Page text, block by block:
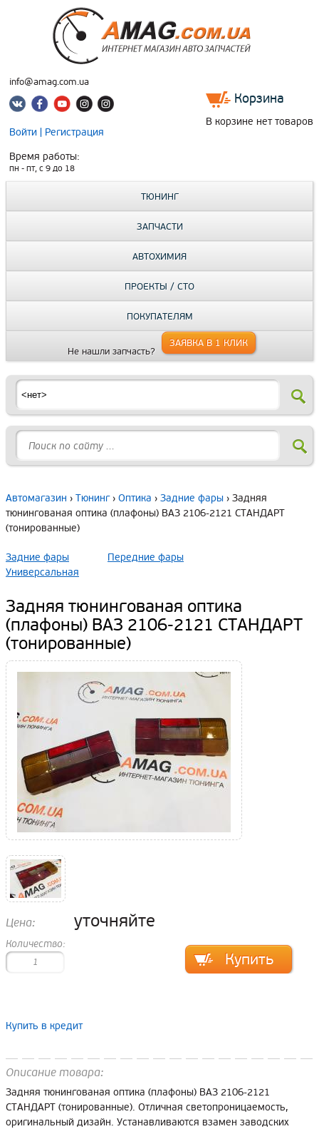
info@amag.com.ua
Войти | Регистрация
Время работы:
пн - пт, c 9 до 18
Корзина
В корзине нет товаров
ТЮНИНГ
ЗАПЧАСТИ
АВТОХИМИЯ
ПРОЕКТЫ / СТО
ПОКУПАТЕЛЯМ
Не нашли запчасть?
ЗАЯВКА В 1 КЛИК
Автомагазин › Тюнинг› Оптика › Задние фары › Задняя
тюнингованая оптика (плафоны) ВАЗ 2106-2121 СТАНДАРТ
(тонированные)
Задние фары
Передние фары
Универсальная
Задняя тюнингованая оптика
(плафоны) ВАЗ 2106-2121 СТАНДАРТ
(тонированные)
Цена: уточняйте
Количество:
Купить в кредит
Описание товара:
Задняя тюнингованая оптика (плафоны) ВАЗ 2106-2121
СТАНДАРТ (тонированные). Отличная светопроницаемость,
оригинальный дизайн. Устанавливаются взамен заводских